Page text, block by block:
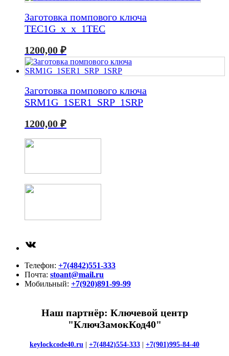
Заготовка помпового ключа
TEC1G_x_x_1TEC
1200,00 ₽
Заготовка помпового ключа
SRM1G_1SER1_SRP_1SRP
1200,00 ₽
Телефон: +7(4842)551-333
Почта: stoant@mail.ru
Мобильный: +7(920)891-99-99
Наш партнёр: Ключевой центр
"КлючЗамокКод40"
keylockcode40.ru +7(4842)554-333 +7(901)995-84-40